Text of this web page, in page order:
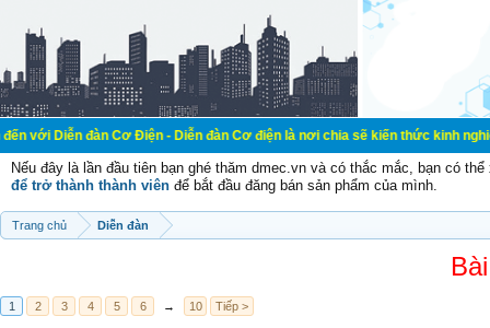
đàn Cơ Điện - Diễn đàn Cơ điện là nơi chia sẽ kiến thức kinh nghiệm
Nếu đây là lần đầu tiên bạn ghé thăm dmec.vn và có thắc mắc, bạn có
để trở thành thành viên để bắt đầu đăng bán sản phẩm của mình.
Trang chủ Diễn đàn
1 2 3 4 5 6 → 10 Tiếp >